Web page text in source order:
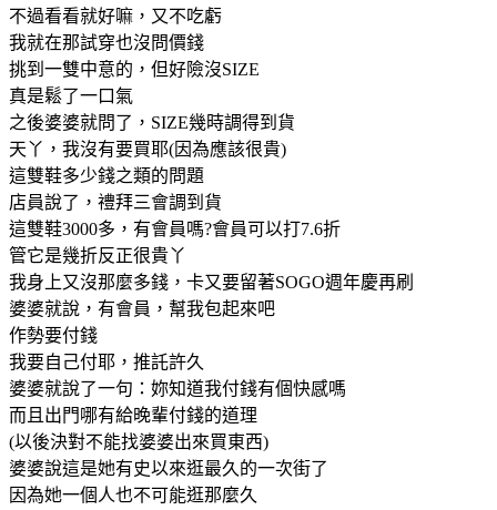
不過看看就好嘛，又不吃虧
我就在那試穿也沒問價錢
挑到一雙中意的，但好險沒SIZE
真是鬆了一口氣
之後婆婆就問了，SIZE幾時調得到貨
天丫，我沒有要買耶(因為應該很貴)
這雙鞋多少錢之類的問題
店員說了，禮拜三會調到貨
這雙鞋3000多，有會員嗎?會員可以打7.6折
管它是幾折反正很貴丫
我身上又沒那麼多錢，卡又要留著SOGO週年慶再刷
婆婆就說，有會員，幫我包起來吧
作勢要付錢
我要自己付耶，推託許久
婆婆就說了一句：妳知道我付錢有個快感嗎
而且出門哪有給晚輩付錢的道理
(以後決對不能找婆婆出來買東西)
婆婆說這是她有史以來逛最久的一次街了
因為她一個人也不可能逛那麼久